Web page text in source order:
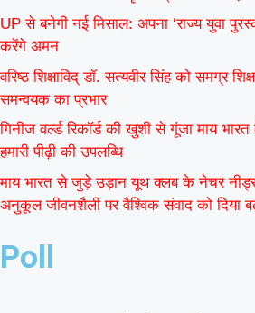
UP से बनेगी नई मिसाल: अपना ‘राज्य युवा
करेंगे अमन
वरिष्ठ शिक्षाविद् डॉ. सत्यवीर सिंह को समग्र
समन्वयक का प्रभार
गिनीज वर्ल्ड रिकॉर्ड की खुशी से गूंजा माय
हमारी पीढ़ी की उपलब्धि
माय भारत से जुड़े उड़ान यूथ क्लब के नेचर नीड्स
अनुकूल जीवनशैली पर वैश्विक संवाद को दिया
Poll